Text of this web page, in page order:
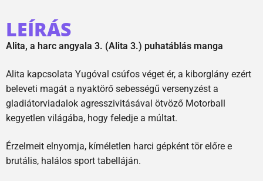
LEÍRÁS
Alita, a harc angyala 3. (Alita 3.) puhatáblás manga
Alita kapcsolata Yugóval csúfos véget ér, a kiborglány ezért
beleveti magát a nyaktörő sebességű versenyzést a
gladiátorviadalok agresszivitásával ötvöző Motorball
kegyetlen világába, hogy feledje a múltat.
Érzelmeit elnyomja, kíméletlen harci gépként tör előre e
brutális, halálos sport tabelláján.